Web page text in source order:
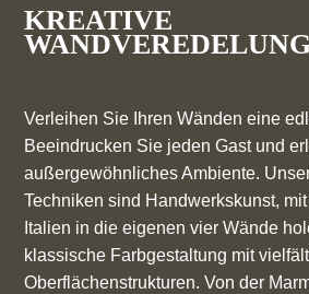
KREATIVE
Verleihen Sie Ihren Wänden eine
Beeindrucken Sie jeden Gast und
außergewöhnliches Ambiente.
Techniken sind Handwerkskunst,
Italien in die eigenen vier Wände
klassische Farbgestaltung mit
Oberflächenstrukturen. Von der